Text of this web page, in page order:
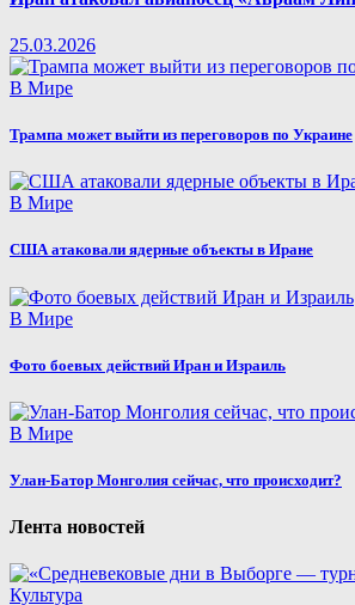
25.03.2026
В Мире
Трампа может выйти из переговоров по Украине
В Мире
США атаковали ядерные объекты в Иране
В Мире
Фото боевых действий Иран и Израиль
В Мире
Улан-Батор Монголия сейчас, что происходит?
Лента новостей
Культура